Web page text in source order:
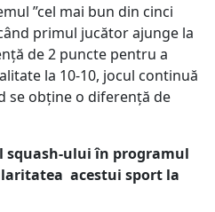
”cel mai bun din cinci
primul jucător ajunge la
de 2 puncte pentru a
la 10-10, jocul continuă
se obține o diferență de
squash-ului în programul
acestui sport la